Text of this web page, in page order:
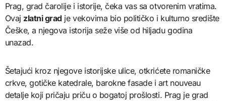
Prag, grad čarolije i istorije, čeka vas sa otvorenim vratima.
Ovaj zlatni grad je vekovima bio političko i kulturno središte
Češke, a njegova istorija seže više od hiljadu godina
unazad.
Šetajući kroz njegove istorijske ulice, otkrićete romaničke
crkve, gotičke katedrale, barokne fasade i art nouveau
detalje koji pričaju priču o bogatoj prošlosti. Prag je grad